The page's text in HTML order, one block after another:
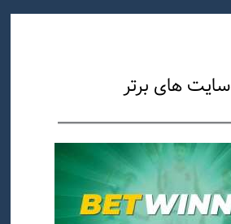
سایت های برتر